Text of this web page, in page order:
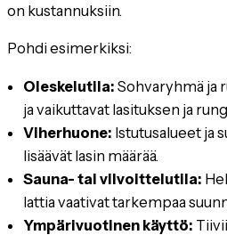
on kustannuksiin.
Pohdi esimerkiksi:
Oleskelutila: Sohvaryhmä ja
ja vaikuttavat lasituksen ja
Viherhuone: Istutusalueet ja
lisäävät lasin määrää.
Sauna- tai vilvoittelutila:
lattia vaativat tarkempaa
Ympärivuotinen käyttö: